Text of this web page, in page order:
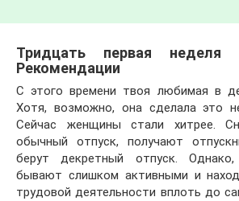
Тридцать первая неделя
Рекомендации
С этого времени твоя любимая в
Хотя, возможно, она сделала это
Сейчас женщины стали хитрее.
обычный отпуск, получают
берут декретный отпуск.
бывают слишком активными и
трудовой деятельности вплоть до